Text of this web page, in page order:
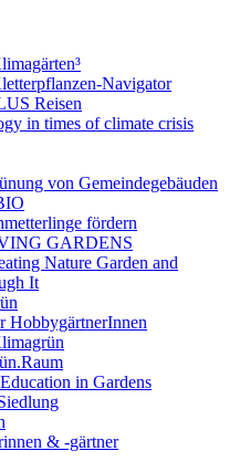
Navigator
Reisen
in times of climate crisis
von Gemeindegebäuden
fördern
GARDENS
Nature Garden and
It
HobbygärtnerInnen
in Gardens
& -gärtner